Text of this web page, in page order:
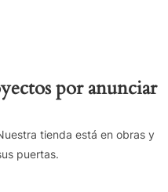
por anunciar
tienda está en obras y
puertas.